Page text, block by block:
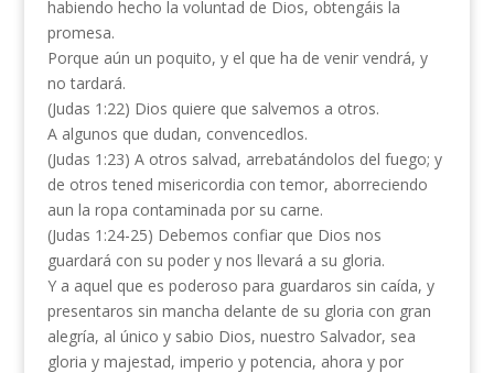
habiendo hecho la voluntad de Dios, obtengáis la
promesa.
Porque aún un poquito, y el que ha de venir vendrá, y
no tardará.
(Judas 1:22) Dios quiere que salvemos a otros.
A algunos que dudan, convencedlos.
(Judas 1:23) A otros salvad, arrebatándolos del fuego; y
de otros tened misericordia con temor, aborreciendo
aun la ropa contaminada por su carne.
(Judas 1:24-25) Debemos confiar que Dios nos
guardará con su poder y nos llevará a su gloria.
Y a aquel que es poderoso para guardaros sin caída, y
presentaros sin mancha delante de su gloria con gran
alegría, al único y sabio Dios, nuestro Salvador, sea
gloria y majestad, imperio y potencia, ahora y por